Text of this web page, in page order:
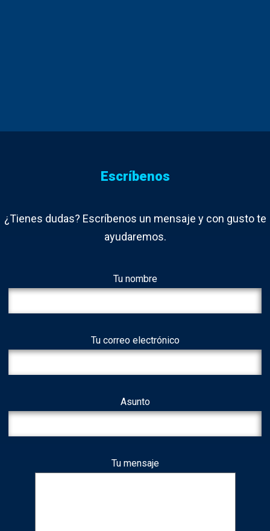
Escríbenos
¿Tienes dudas? Escríbenos un mensaje y con gusto te
ayudaremos.
Tu nombre
Tu correo electrónico
Asunto
Tu mensaje